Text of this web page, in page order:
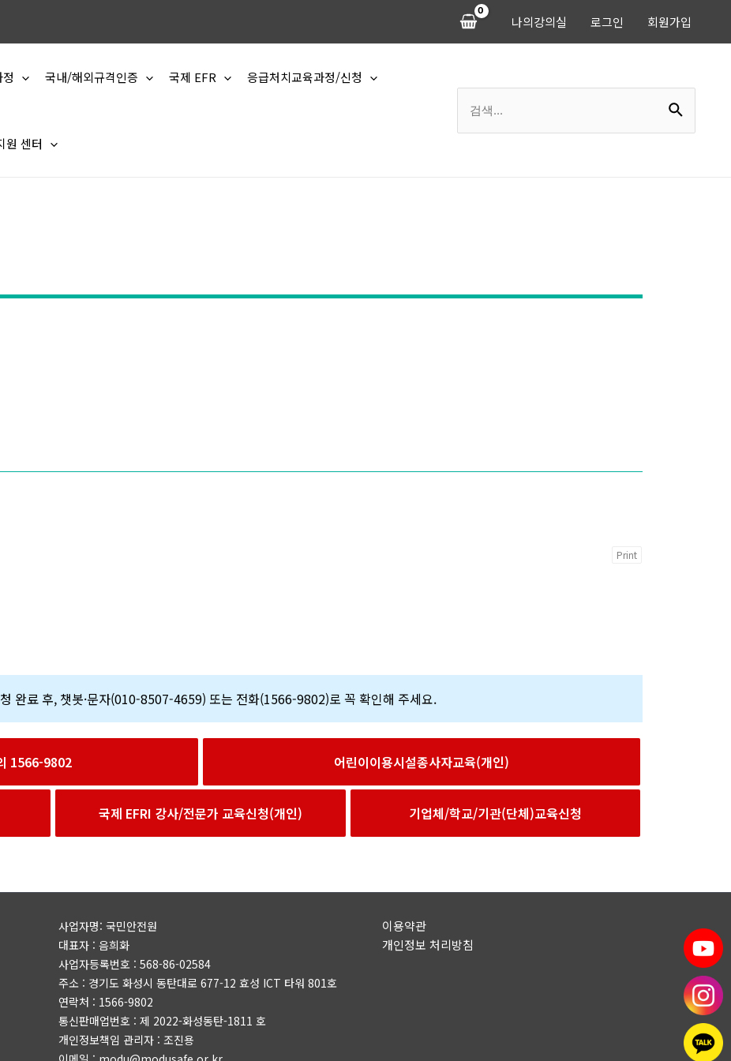
나의강의실 로그인 회원가입
국내/해외규격인증 국제 EFR 응급처치교육과정/신청
원 센터
Print
완료 후, 챗봇·문자(010-8507-4659) 또는 전화(1566-9802)로 꼭 확인해 주세요.
1566-9802 어린이이용시설종사자교육(개인)
국제 EFRI 강사/전문가 교육신청(개인) 기업체/학교/기관(단체)교육신청
사업자명: 국민안전원
대표자 : 음희화
사업자등록번호 : 568-86-02584
주소 : 경기도 화성시 동탄대로 677-12 효성 ICT 타워 801호
연락처 : 1566-9802
통신판매업번호 : 제 2022-화성동탄-1811 호
개인정보책임 관리자 : 조진용
이용약관
개인정보 처리방침